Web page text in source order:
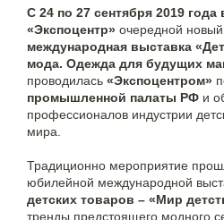
С 24 по 27 сентября 2019
«Экспоцентр» очередной
международная выставка
мода. Одежда для будущих
проводилась «Экспоцентром»
промышленной палаты РФ и
профессионалов индустрии
мира.
Традиционно мероприятие
юбилейной международной
детских товаров – «Мир
тренды предстоящего модного